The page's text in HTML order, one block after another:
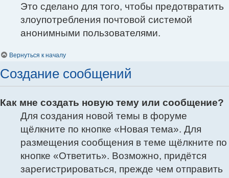
Это сделано для того, чтобы предотвратить
злоупотребления почтовой системой
анонимными пользователями.
Вернуться к началу
Создание сообщений
Как мне создать новую тему или сообщение?
Для создания новой темы в форуме
щёлкните по кнопке «Новая тема». Для
размещения сообщения в теме щёлкните по
кнопке «Ответить». Возможно, придётся
зарегистрироваться, прежде чем отправить